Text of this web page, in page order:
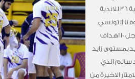
الروح ، بعد العودة من المشاركة الخارجية في البطولة العربية 36 للاندية
التونسي
رامي السبتي ان يقدم نفسه بصورة جيده في اللقاء وان يسجل 10 اهداف
بمستوی زايد
سالم الذي
الاخيرة من